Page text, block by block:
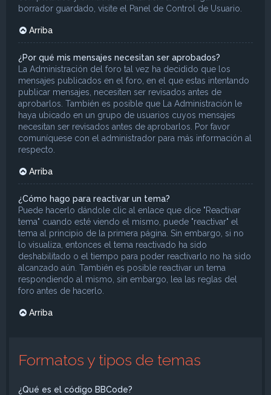
borrador guardado, visite el Panel de Control de Usuario.
Arriba
¿Por qué mis mensajes necesitan ser aprobados?
La Administración del foro tal vez ha decidido que los
mensajes publicados en el foro, en el que estas intentando
publicar mensajes, necesiten ser revisados antes de
aprobarlos. También es posible que La Administración le
haya ubicado en un grupo de usuarios cuyos mensajes
necesitan ser revisados antes de aprobarlos. Por favor
comuníquese con el administrador para más información al
respecto.
Arriba
¿Cómo hago para reactivar un tema?
Puede hacerlo dándole clic al enlace que dice "Reactivar
tema" cuando esté viendo el mismo, puede "reactivar" el
tema al principio de la primera página. Sin embargo, si no
lo visualiza, entonces el tema reactivado ha sido
deshabilitado o el tiempo para poder reactivarlo no ha sido
alcanzado aún. También es posible reactivar un tema
respondiendo al mismo, sin embargo, lea las reglas del
foro antes de hacerlo.
Arriba
Formatos y tipos de temas
¿Qué es el código BBCode?